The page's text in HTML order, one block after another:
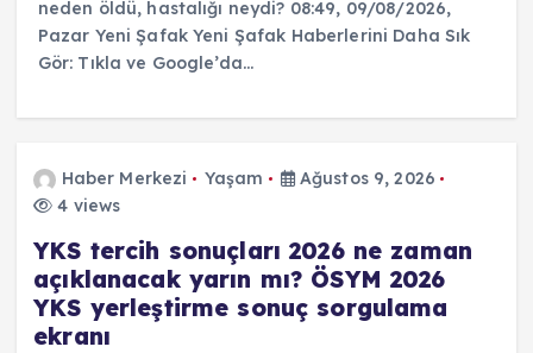
neden öldü, hastalığı neydi? 08:49, 09/08/2026,
Pazar Yeni Şafak Yeni Şafak Haberlerini Daha Sık
Gör: Tıkla ve Google’da…
Haber Merkezi Yaşam
Ağustos 9, 2026
4 views
YKS tercih sonuçları 2026 ne zaman
açıklanacak yarın mı? ÖSYM 2026
YKS yerleştirme sonuç sorgulama
ekranı